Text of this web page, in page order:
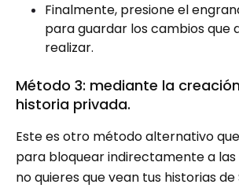
Finalmente, presione el
para guardar los cambios que
realizar.
Método 3: mediante la
historia privada.
Este es otro método alternativo
para bloquear indirectamente a las
no quieres que vean tus historias